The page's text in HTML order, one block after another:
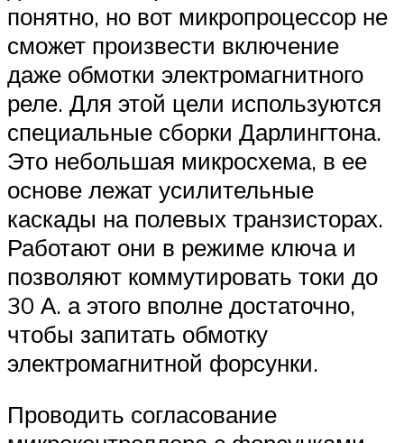
понятно, но вот микропроцессор не
сможет произвести включение
даже обмотки электромагнитного
реле. Для этой цели используются
специальные сборки Дарлингтона.
Это небольшая микросхема, в ее
основе лежат усилительные
каскады на полевых транзисторах.
Работают они в режиме ключа и
позволяют коммутировать токи до
30 А. а этого вполне достаточно,
чтобы запитать обмотку
электромагнитной форсунки.
Проводить согласование